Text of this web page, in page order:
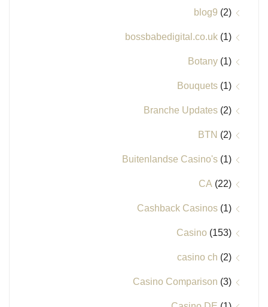
blog9 (2)
bossbabedigital.co.uk (1)
Botany (1)
Bouquets (1)
Branche Updates (2)
BTN (2)
Buitenlandse Casino's (1)
CA (22)
Cashback Casinos (1)
Casino (153)
casino ch (2)
Casino Comparison (3)